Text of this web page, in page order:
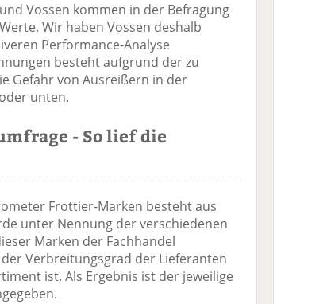
Vossen kommen in der Befragung
Wir haben Vossen deshalb
Performance-Analyse
besteht aufgrund der zu
Gefahr von Ausreißern in der
unten.
- So lief die
Frottier-Marken besteht aus
unter Nennung der verschiedenen
Marken der Fachhandel
Verbreitungsgrad der Lieferanten
ist. Als Ergebnis ist der jeweilige